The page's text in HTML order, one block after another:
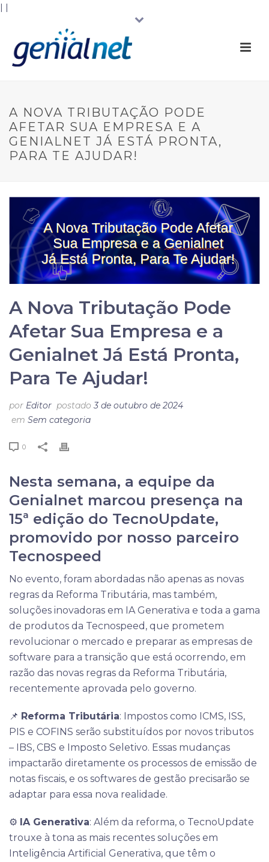
| |
A NOVA TRIBUTAÇÃO PODE
AFETAR SUA EMPRESA E A
GENIALNET JÁ ESTÁ PRONTA,
PARA TE AJUDAR!
A Nova Tributação Pode
Afetar Sua Empresa e a
Genialnet Já Está Pronta,
Para Te Ajudar!
por Editor postado 3 de outubro de 2024
em Sem categoria
0
Nesta semana, a equipe da
Genialnet marcou presença na
15ª edição do TecnoUpdate,
promovido por nosso parceiro
Tecnospeed
No evento, foram abordadas não apenas as novas
regras da Reforma Tributária, mas também,
soluções inovadoras em IA Generativa e toda a gama
de produtos da Tecnospeed, que prometem
revolucionar o mercado e preparar as empresas de
software para a transição que está ocorrendo, em
razão das novas regras da Reforma Tributária,
recentemente aprovada pelo governo.
📌 Reforma Tributária: Impostos como ICMS, ISS,
PIS e COFINS serão substituídos por novos tributos
– IBS, CBS e Imposto Seletivo. Essas mudanças
impactarão diretamente os processos de emissão de
notas fiscais, e os softwares de gestão precisarão se
adaptar para essa nova realidade.
⚙️ IA Generativa: Além da reforma, o TecnoUpdate
trouxe à tona as mais recentes soluções em
Inteligência Artificial Generativa, que têm o